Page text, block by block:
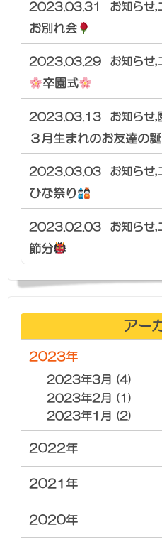
2023.03.31 お知らせ,
お別れ会
2023.03.29 お知らせ,
卒園式
2023.03.13 お知らせ,
３月生まれのお友達の
2023.03.03 お知らせ,
ひな祭り
2023.02.03 お知らせ,
節分
アー
2023年
2023年3月 (4)
2023年2月 (1)
2023年1月 (2)
2022年
2021年
2020年